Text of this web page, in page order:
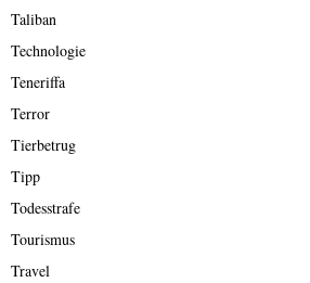
Taliban
Technologie
Teneriffa
Terror
Tierbetrug
Tipp
Todesstrafe
Tourismus
Travel